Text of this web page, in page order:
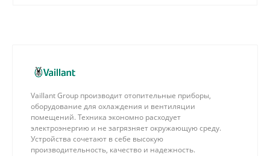
Vaillant Group производит отопительные приборы,
оборудование для охлаждения и вентиляции
помещений. Техника экономно расходует
электроэнергию и не загрязняет окружающую среду.
Устройства сочетают в себе высокую
производительность, качество и надежность.